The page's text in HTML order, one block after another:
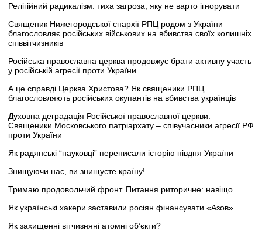
Релігійний радикалізм: тиха загроза, яку не варто ігнорувати
Священик Нижегородської єпархії РПЦ родом з України
благословляє російських військових на вбивства своїх колишніх
співвітчизників
Російська православна церква продовжує брати активну участь
у російській агресії проти України
А це справді Церква Христова? Як священики РПЦ
благословляють російських окупантів на вбивства українців
Духовна деградація Російської православної церкви.
Священики Московського патріархату – співучасники агресії РФ
проти України
Як радянські “науковці” переписали історію півдня України
Знищуючи нас, ви знищуєте країну!
Тримаю продовольчий фронт. Питання риторичне: навіщо….
Як українські хакери заставили росіян фінансувати «Азов»
Як захищенні вітчизняні атомні об’єкти?